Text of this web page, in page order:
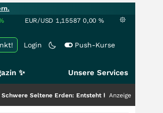
EUR/USD 1,15587 0,00 %
Login Push-Kurse
✨ Unsere Services
Seltene Erden: Entsteht hier die nächste
Anzeige